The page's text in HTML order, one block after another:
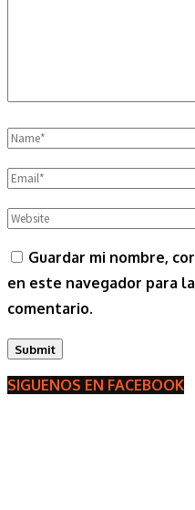
Guardar mi nombre,
en este navegador para
comentario.
SIGUENOS EN FACEBOOK